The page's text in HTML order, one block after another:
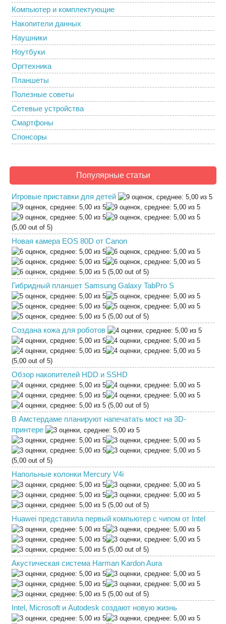
Компьютер и комплектующие
Накопители данных
Наушники
Ноутбуки
Оргтехника
Планшеты
Полезные советы
Сетевые устройства
Смартфоны
Спонсоры
Популярные статьи
Игровые приставки для детей
(5,00 out of 5)
Новая камера EOS 80D от Canon
(5,00 out of 5)
Гибридный планшет Samsung Galaxy TabPro S
(5,00 out of 5)
Создана кожа для роботов
(5,00 out of 5)
Обзор накопителей HDD и SSHD
(5,00 out of 5)
В Амстердаме планируют напечатать мост на 3D-
принтере
(5,00 out of 5)
Напольные колонки Mercury V4i
(5,00 out of 5)
Huawei представила первый компьютер с чипом от Intel
(5,00 out of 5)
Акустическая система Harman Kardon Aura
(5,00 out of 5)
Intel, Microsoft и Autodesk создают новую жизнь